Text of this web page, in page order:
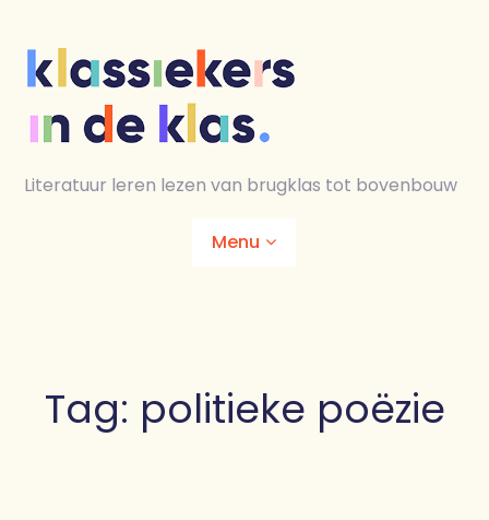
content
Literatuur leren lezen van brugklas tot bovenbouw
Menu
Lesmaterialen
Tag: politieke poëzie